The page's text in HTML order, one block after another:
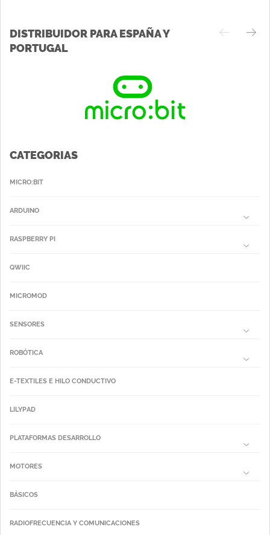
DISTRIBUIDOR PARA ESPAÑA Y
PORTUGAL
CATEGORIAS
MICRO:BIT
ARDUINO
RASPBERRY PI
QWIIC
MICROMOD
SENSORES
ROBÓTICA
E-TEXTILES E HILO CONDUCTIVO
LILYPAD
PLATAFORMAS DESARROLLO
MOTORES
BÁSICOS
RADIOFRECUENCIA Y COMUNICACIONES